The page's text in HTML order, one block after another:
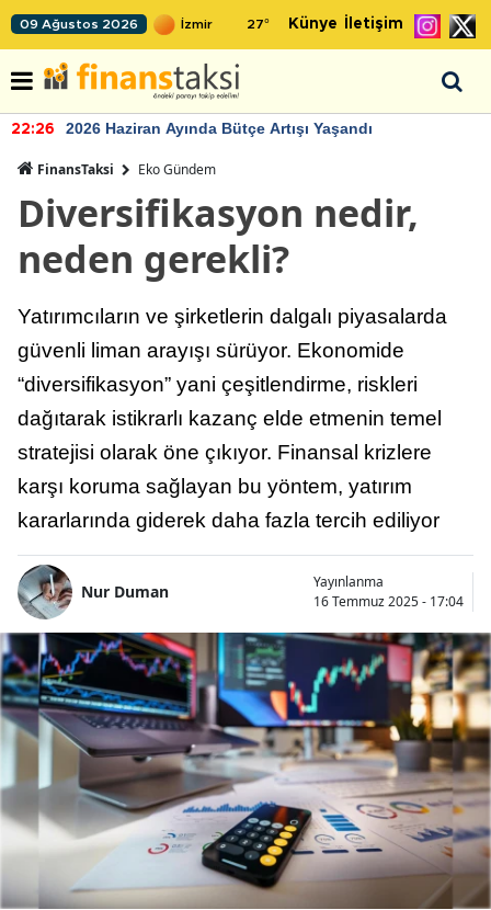
09 Ağustos 2026 27° Künye İletişim
22:26 2026 Haziran Ayında Bütçe Artışı Yaşandı
FinansTaksi Eko Gündem
Diversifikasyon nedir,
neden gerekli?
Yatırımcıların ve şirketlerin dalgalı piyasalarda
güvenli liman arayışı sürüyor. Ekonomide
“diversifikasyon” yani çeşitlendirme, riskleri
dağıtarak istikrarlı kazanç elde etmenin temel
stratejisi olarak öne çıkıyor. Finansal krizlere
karşı koruma sağlayan bu yöntem, yatırım
kararlarında giderek daha fazla tercih ediliyor
Nur Duman
Yayınlanma
16 Temmuz 2025 - 17:04